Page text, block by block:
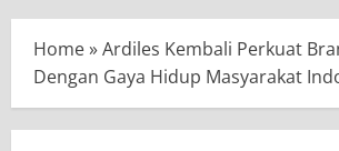
Home»Ardiles Kembali Perkuat
Dengan Gaya Hidup Masyarakat